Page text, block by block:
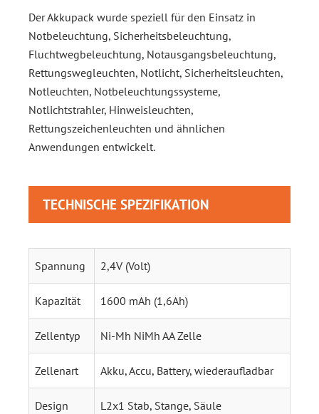
Der Akkupack wurde speziell für den Einsatz in
Notbeleuchtung, Sicherheitsbeleuchtung,
Fluchtwegbeleuchtung, Notausgangsbeleuchtung,
Rettungswegleuchten, Notlicht, Sicherheitsleuchten,
Notleuchten, Notbeleuchtungssysteme,
Notlichtstrahler, Hinweisleuchten,
Rettungszeichenleuchten und ähnlichen
Anwendungen entwickelt.
TECHNISCHE SPEZIFIKATION
Spannung 2,4V (Volt)
Kapazität 1600 mAh (1,6Ah)
Zellentyp Ni-Mh NiMh AA Zelle
Zellenart Akku, Accu, Battery, wiederaufladbar
Design L2x1 Stab, Stange, Säule